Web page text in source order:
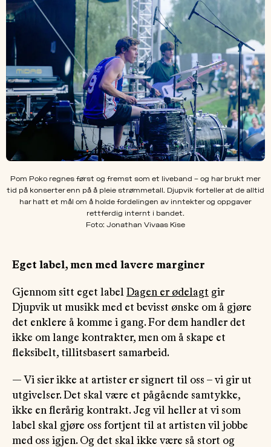
Pom Poko regnes først og fremst som et liveband – og har brukt mer
tid på konserter enn på å pleie strømmetall. Djupvik forteller at de alltid
har hatt et mål om å holde fordelingen av inntekter og oppgaver
rettferdig internt i bandet.
Foto: Jonathan Vivaas Kise
Eget label, men med lavere marginer
Gjennom sitt eget label Dagen er ødelagt gir
Djupvik ut musikk med et bevisst ønske om å gjøre
det enklere å komme i gang. For dem handler det
ikke om lange kontrakter, men om å skape et
fleksibelt, tillitsbasert samarbeid.
— Vi sier ikke at artister er signert til oss – vi gir ut
utgivelser. Det skal være et pågående samtykke,
ikke en flerårig kontrakt. Jeg vil heller at vi som
label skal gjøre oss fortjent til at artisten vil jobbe
med oss igjen. Og det skal ikke være så stort og